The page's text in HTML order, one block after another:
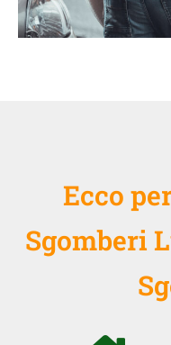
Ecco
Sgomberi